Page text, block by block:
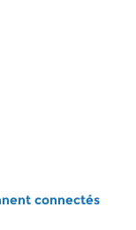
connectés